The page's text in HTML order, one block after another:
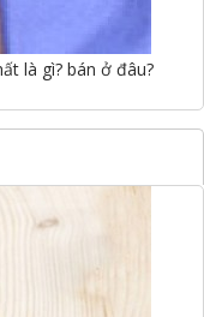
là gì? bán ở đâu?